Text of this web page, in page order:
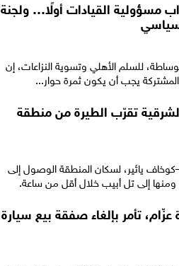
مسؤولية القيادات أولًا… ولجنة
للسلم الأهلي وتسوية النزاعات، إن
يجب أن يكون ثمرة حوار...
تقرّب الطيرة من منطقة
يائير، لسكان المنطقة الوصول إلى
عزّام، تأمر بإلغاء صفقة بيع سيارة